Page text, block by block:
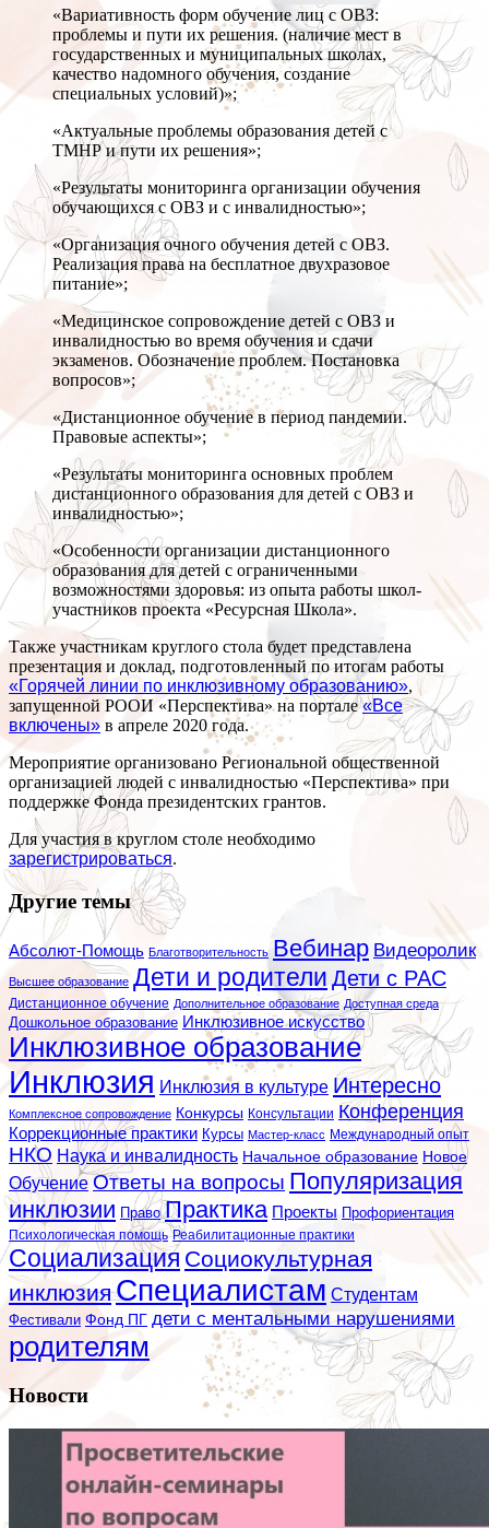
«Вариативность форм обучение лиц с ОВЗ:
проблемы и пути их решения. (наличие мест в
государственных и муниципальных школах,
качество надомного обучения, создание
специальных условий)»;
«Актуальные проблемы образования детей с
ТМНР и пути их решения»;
«Результаты мониторинга организации обучения
обучающихся с ОВЗ и с инвалидностью»;
«Организация очного обучения детей с ОВЗ.
Реализация права на бесплатное двухразовое
питание»;
«Медицинское сопровождение детей с ОВЗ и
инвалидностью во время обучения и сдачи
экзаменов. Обозначение проблем. Постановка
вопросов»;
«Дистанционное обучение в период пандемии.
Правовые аспекты»;
«Результаты мониторинга основных проблем
дистанционного образования для детей с ОВЗ и
инвалидностью»;
«Особенности организации дистанционного
образования для детей с ограниченными
возможностями здоровья: из опыта работы школ-
участников проекта «Ресурсная Школа».
Также участникам круглого стола будет представлена
презентация и доклад, подготовленный по итогам работы
«Горячей линии по инклюзивному образованию»,
запущенной РООИ «Перспектива» на портале«Все
включены» в апреле 2020 года.
Мероприятие организовано Региональной общественной
организацией людей с инвалидностью «Перспектива» при
поддержке Фонда президентских грантов.
Для участия в круглом столе необходимо
зарегистрироваться.
Другие темы
Абсолют-Помощь Благотворительность Вебинар Видеоролик
Высшее образование Дети и родители Дети с РАС
Дистанционное обучение Дополнительное образование Доступная среда
Дошкольное образование Инклюзивное искусство
Инклюзивное образование
Инклюзия Инклюзия в культуре Интересно
Комплексное сопровождение Конкурсы Консультации Конференция
Коррекционные практики Курсы Мастер-класс Международный опыт
НКО Наука и инвалидность Начальное образование Новое
Обучение Ответы на вопросы Популяризация
инклюзии Право Практика Проекты Профориентация
Психологическая помощь Реабилитационные практики
Социализация Социокультурная
инклюзия Специалистам Студентам
Фестивали Фонд ПГ дети с ментальными нарушениями
родителям
Новости